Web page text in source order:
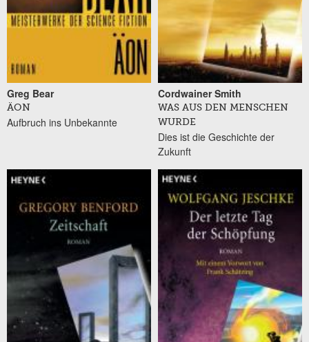
Greg Bear
ÄON
Aufbruch ins Unbekannte
Cordwainer Smith
WAS AUS DEN MENSCHEN
WURDE
Dies ist die Geschichte der
Zukunft